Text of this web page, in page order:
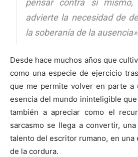
pensar contra sí
advierte la necesidad de
la soberanía de la
Desde hace muchos años que
como una especie de ejercicio
que me permite volver en parte
esencia del mundo ininteligible
también a apreciar como el
sarcasmo se llega a convertir,
talento del escritor rumano, en una
de la cordura.